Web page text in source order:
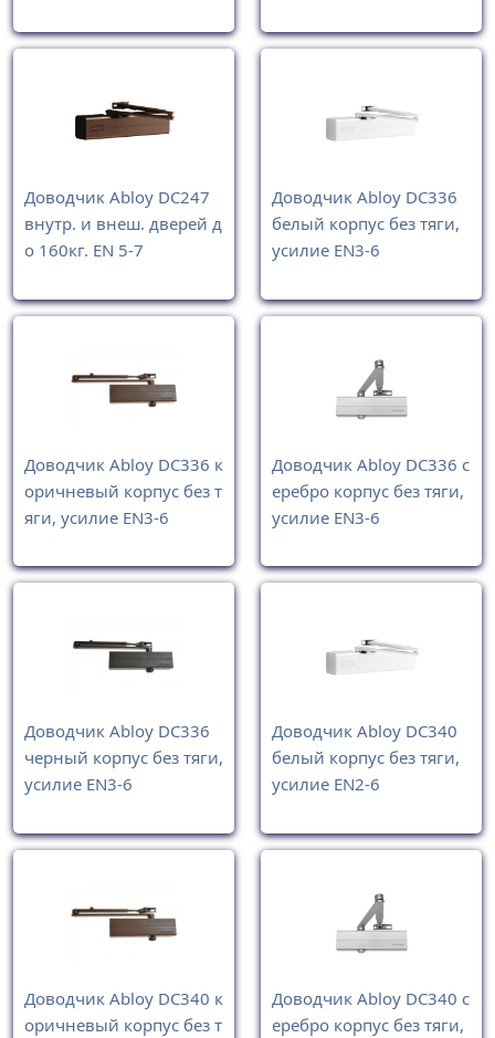
Доводчик Abloy DC247
внутр. и внеш. дверей д
о 160кг. EN 5-7
Доводчик Abloy DC336
белый корпус без тяги,
усилие EN3-6
Доводчик Abloy DC336 к
оричневый корпус без т
яги, усилие EN3-6
Доводчик Abloy DC336 с
еребро корпус без тяги,
усилие EN3-6
Доводчик Abloy DC336
черный корпус без тяги,
усилие EN3-6
Доводчик Abloy DC340
белый корпус без тяги,
усилие EN2-6
Доводчик Abloy DC340 к
оричневый корпус без т
Доводчик Abloy DC340 с
еребро корпус без тяги,